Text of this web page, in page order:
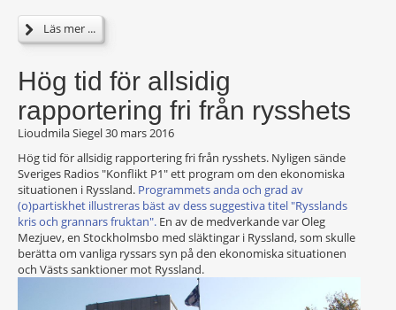
Läs mer ...
Hög tid för allsidig
rapportering fri från rysshets
Lioudmila Siegel30 mars 2016
Hög tid för allsidig rapportering fri från rysshets. Nyligen sände
Sveriges Radios "Konflikt P1" ett program om den ekonomiska
situationen i Ryssland. Programmets anda och grad av
(o)partiskhet illustreras bäst av dess suggestiva titel "Rysslands
kris och grannars fruktan". En av de medverkande var Oleg
Mezjuev, en Stockholmsbo med släktingar i Ryssland, som skulle
berätta om vanliga ryssars syn på den ekonomiska situationen
och Västs sanktioner mot Ryssland.